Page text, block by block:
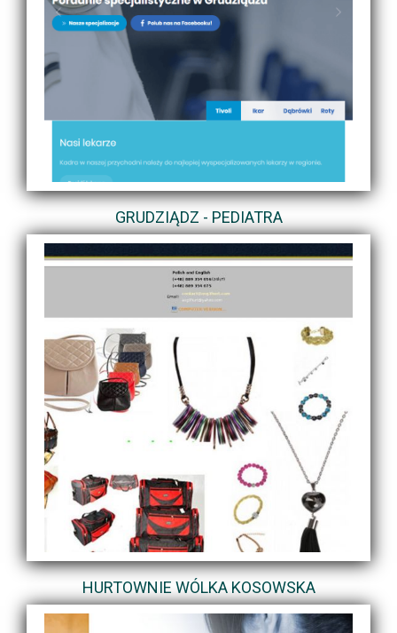
GRUDZIĄDZ - PEDIATRA
HURTOWNIE WÓLKA KOSOWSKA